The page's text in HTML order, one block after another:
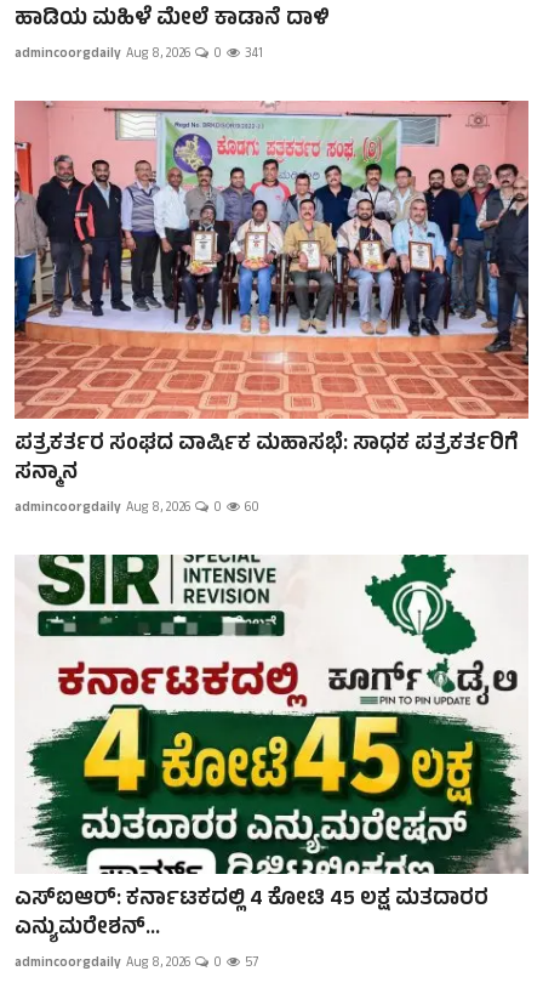
ಹಾಡಿಯ ಮಹಿಳೆ ಮೇಲೆ ಕಾಡಾನೆ ದಾಳಿ
admincoorgdaily Aug 8, 2026 0 341
ಪತ್ರಕತ೯ರ ಸಂಘದ ವಾಷಿ೯ಕ ಮಹಾಸಭೆ: ಸಾಧಕ ಪತ್ರಕತ೯ರಿಗೆ
ಸನ್ಮಾನ
admincoorgdaily Aug 8, 2026 0 60
ಎಸ್ಐಆರ್: ಕರ್ನಾಟಕದಲ್ಲಿ 4 ಕೋಟಿ 45 ಲಕ್ಷ ಮತದಾರರ
ಎನ್ಯುಮರೇಶನ್...
admincoorgdaily Aug 8, 2026 0 57